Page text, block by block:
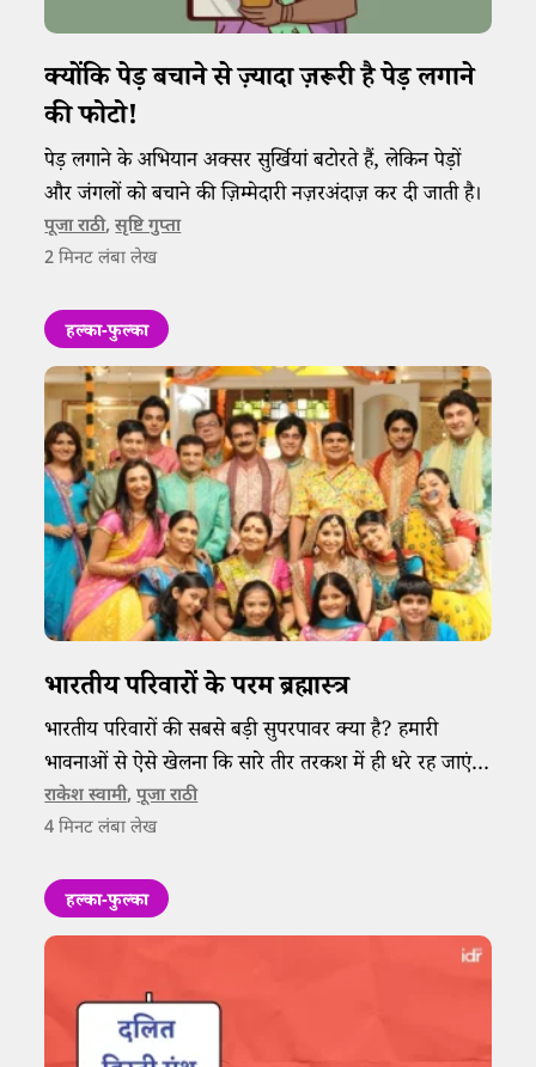
क्योंकि पेड़ बचाने से ज़्यादा ज़रूरी है पेड़ लगाने
की फोटो!​
पेड़ लगाने के ​​अभियान ​​अक्सर सुर्खियां बटोरते हैं​​​​​, लेकिन पेड़ों
और जंगलों को बचाने की ​​​​ज़ि​​म्मेदारी ​​नज़रअंदाज़​​​​​ कर दी जाती है।
पूजा राठी,सृष्टि गुप्ता
2 मिनट लंबा लेख
हल्का-फुल्का
भारतीय परिवारों के परम ब्रह्मास्त्र
भारतीय परिवारों की सबसे बड़ी सुपरपावर क्या है? हमारी
भावनाओं से ऐसे खेलना कि सारे तीर तरकश में ही धरे रह जाएं।
तो आइए, इस बार मिलते हैं कुछ ऐसे ही जज़्बाती हथियारों से।
राकेश स्वामी,पूजा राठी
4 मिनट लंबा लेख
हल्का-फुल्का